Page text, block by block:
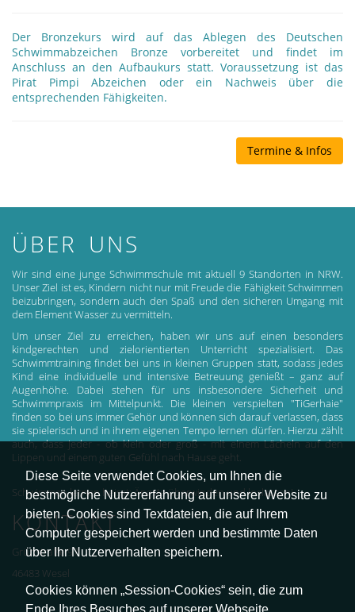
Diese Seite verwendet Cookies, um Ihnen die
bestmögliche Nutzererfahrung auf unserer Website zu
bieten. Cookies sind Textdateien, die auf Ihrem
Computer gespeichert werden und bestimmte Daten
über Ihr Nutzerverhalten speichern.
Cookies können „Session-Cookies“ sein, die zum
Ende Ihres Besuches auf unserer Webseite
Der Bronzekurs wird auf das Ablegen des Deutschen
Schwimmabzeichen Bronze vorbereitet und findet im
Anschluss an den Aufbaukurs statt. Voraussetzung ist das
Pirat Pimpi Abzeichen oder ein Nachweis über die
entsprechenden Fähigkeiten.
Termine & Infos
ÜBER UNS
Wir sind eine junge Schwimmschule mit aktuell 9 Standorten in NRW.
Unser Ziel ist es, Kindern nicht nur mit Freude die Fähigkeit Schwimmen
beizubringen, sondern auch den Spaß und den sicheren Umgang mit
dem Element Wasser zu vermitteln.
Um unser Ziel zu erreichen, haben wir uns auf einen besonders
kindgerechten und zielorientierten Unterricht spezialisiert. Das
Schwimmtraining findet bei uns in kleinen Gruppen statt, sodass jedes
Kind eine individuelle und intensive Betreuung genießt – ganz auf
Augenhöhe. Dabei stehen für uns insbesondere Sicherheit und
Schwimmpraxis im Mittelpunkt. Die kleinen verspielten "TiGerhaie"
finden so bei uns immer Gehör und können sich darauf verlassen, dass
sie spielerisch und in ihrem eigenen Tempo lernen dürfen. Hierzu zählt
auch, dass jeder - ob klein oder groß - mit einem Lächeln auf den
Lippen und einem guten Gefühl nach Hause geht.
Schwimmen lernen heisst: Ängste überwinden und loslassen!
KONTAKT
Grünstraße 97
46483 Wesel